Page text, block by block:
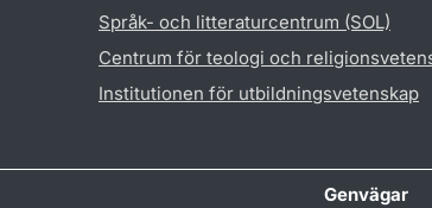
Språk- och litteraturcentrum (SOL)
Centrum för teologi och
Institutionen för utbildningsvetenskap
Genvägar